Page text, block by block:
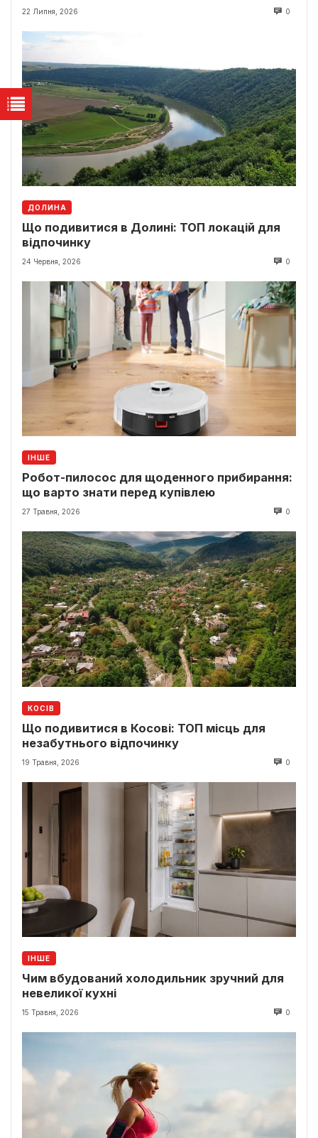
22 Липня, 2026 0
ДОЛИНА
Що подивитися в Долині: ТОП локацій для
відпочинку
24 Червня, 2026 0
ІНШЕ
Робот-пилосос для щоденного прибирання:
що варто знати перед купівлею
27 Травня, 2026 0
КОСІВ
Що подивитися в Косові: ТОП місць для
незабутнього відпочинку
19 Травня, 2026 0
ІНШЕ
Чим вбудований холодильник зручний для
невеликої кухні
15 Травня, 2026 0